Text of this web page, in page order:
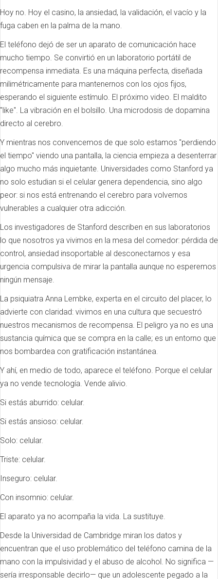
Hoy no. Hoy el casino, la ansiedad, la validación, el vacío y la
fuga caben en la palma de la mano.
El teléfono dejó de ser un aparato de comunicación hace
mucho tiempo. Se convirtió en un laboratorio portátil de
recompensa inmediata. Es una máquina perfecta, diseñada
milimétricamente para mantenernos con los ojos fijos,
esperando el siguiente estímulo. El próximo video. El maldito
"like". La vibración en el bolsillo. Una microdosis de dopamina
directo al cerebro.
Y mientras nos convencemos de que solo estamos "perdiendo
el tiempo" viendo una pantalla, la ciencia empieza a desenterrar
algo mucho más inquietante. Universidades como Stanford ya
no solo estudian si el celular genera dependencia, sino algo
peor: si nos está entrenando el cerebro para volvernos
vulnerables a cualquier otra adicción.
Los investigadores de Stanford describen en sus laboratorios
lo que nosotros ya vivimos en la mesa del comedor: pérdida de
control, ansiedad insoportable al desconectarnos y esa
urgencia compulsiva de mirar la pantalla aunque no esperemos
ningún mensaje.
La psiquiatra Anna Lembke, experta en el circuito del placer, lo
advierte con claridad: vivimos en una cultura que secuestró
nuestros mecanismos de recompensa. El peligro ya no es una
sustancia química que se compra en la calle; es un entorno que
nos bombardea con gratificación instantánea.
Y ahí, en medio de todo, aparece el teléfono. Porque el celular
ya no vende tecnología. Vende alivio.
Si estás aburrido: celular.
Si estás ansioso: celular.
Solo: celular.
Triste: celular.
Inseguro: celular.
Con insomnio: celular.
El aparato ya no acompaña la vida. La sustituye.
Desde la Universidad de Cambridge miran los datos y
encuentran que el uso problemático del teléfono camina de la
mano con la impulsividad y el abuso de alcohol. No significa —
sería irresponsable decirlo— que un adolescente pegado a la